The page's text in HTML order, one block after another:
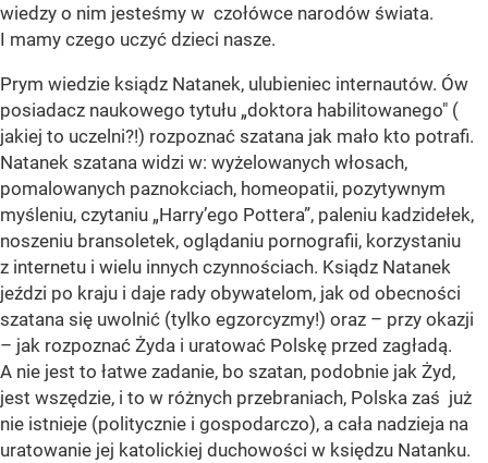
wiedzy o nim jesteśmy w czołówce narodów świata.
I mamy czego uczyć dzieci nasze.
Prym wiedzie ksiądz Natanek, ulubieniec internautów. Ów
posiadacz naukowego tytułu „doktora habilitowanego" (
jakiej to uczelni?!) rozpoznać szatana jak mało kto potrafi.
Natanek szatana widzi w: wyżelowanych włosach,
pomalowanych paznokciach, homeopatii, pozytywnym
myśleniu, czytaniu „Harry’ego Pottera”, paleniu kadzidełek,
noszeniu bransoletek, oglądaniu pornografii, korzystaniu
z internetu i wielu innych czynnościach. Ksiądz Natanek
jeździ po kraju i daje rady obywatelom, jak od obecności
szatana się uwolnić (tylko egzorcyzmy!) oraz – przy okazji
– jak rozpoznać Żyda i uratować Polskę przed zagładą.
A nie jest to łatwe zadanie, bo szatan, podobnie jak Żyd,
jest wszędzie, i to w różnych przebraniach, Polska zaś już
nie istnieje (politycznie i gospodarczo), a cała nadzieja na
uratowanie jej katolickiej duchowości w księdzu Natanku.